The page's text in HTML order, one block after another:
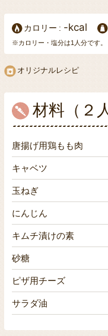
カロリー -kcal
※カロリー・塩分は1人分です。
オリジナルレシピ
材料（２
唐揚げ用鶏もも肉
キャベツ
玉ねぎ
にんじん
キムチ漬けの素
砂糖
ピザ用チーズ
サラダ油